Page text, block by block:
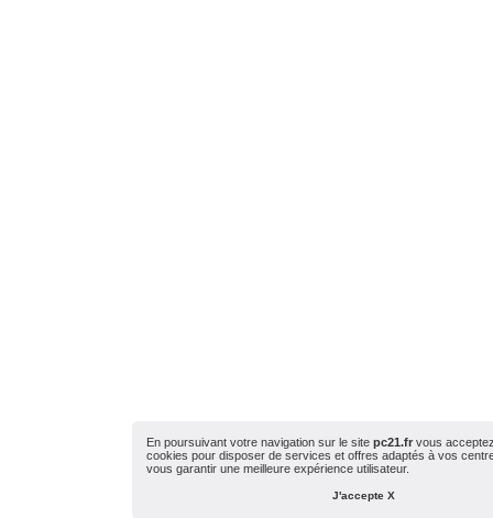
En poursuivant votre navigation sur le sitepc21.fr vous
cookies pour disposer de services et offres adaptés à vos
vous garantir une meilleure expérience utilisateur.
J'accepte X